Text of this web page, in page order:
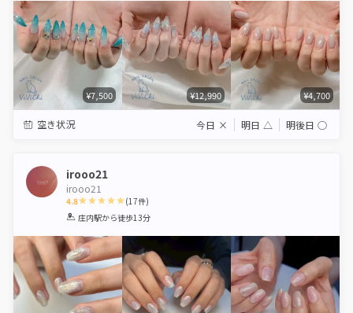
¥7,500 ¥12,990 ¥4,700
空き状況 今日 × 明日 △ 明後日 ◯
irooo21
irooo21
4.8
1 2 3 4 5
(17件)
庄内駅から徒歩13分